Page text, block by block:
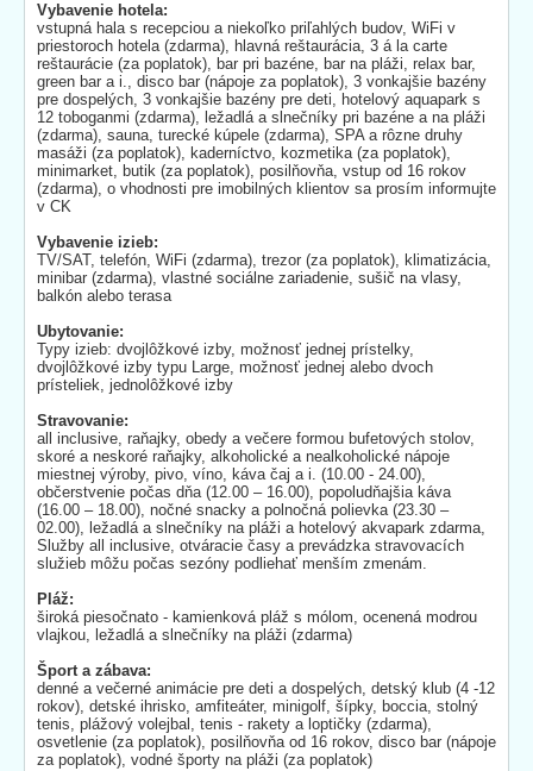
Vybavenie hotela:
vstupná hala s recepciou a niekoľko priľahlých budov, WiFi v
priestoroch hotela (zdarma), hlavná reštaurácia, 3 á la carte
reštaurácie (za poplatok), bar pri bazéne, bar na pláži, relax bar,
green bar a i., disco bar (nápoje za poplatok), 3 vonkajšie bazény
pre dospelých, 3 vonkajšie bazény pre deti, hotelový aquapark s
12 toboganmi (zdarma), ležadlá a slnečníky pri bazéne a na pláži
(zdarma), sauna, turecké kúpele (zdarma), SPA a rôzne druhy
masáži (za poplatok), kaderníctvo, kozmetika (za poplatok),
minimarket, butik (za poplatok), posilňovňa, vstup od 16 rokov
(zdarma), o vhodnosti pre imobilných klientov sa prosím informujte
v CK
Vybavenie izieb:
TV/SAT, telefón, WiFi (zdarma), trezor (za poplatok), klimatizácia,
minibar (zdarma), vlastné sociálne zariadenie, sušič na vlasy,
balkón alebo terasa
Ubytovanie:
Typy izieb: dvojlôžkové izby, možnosť jednej prístelky,
dvojlôžkové izby typu Large, možnosť jednej alebo dvoch
prísteliek, jednolôžkové izby
Stravovanie:
all inclusive, raňajky, obedy a večere formou bufetových stolov,
skoré a neskoré raňajky, alkoholické a nealkoholické nápoje
miestnej výroby, pivo, víno, káva čaj a i. (10.00 - 24.00),
občerstvenie počas dňa (12.00 – 16.00), popoludňajšia káva
(16.00 – 18.00), nočné snacky a polnočná polievka (23.30 –
02.00), ležadlá a slnečníky na pláži a hotelový akvapark zdarma,
Služby all inclusive, otváracie časy a prevádzka stravovacích
služieb môžu počas sezóny podliehať menším zmenám.
Pláž:
široká piesočnato - kamienková pláž s mólom, ocenená modrou
vlajkou, ležadlá a slnečníky na pláži (zdarma)
Šport a zábava:
denné a večerné animácie pre deti a dospelých, detský klub (4 -12
rokov), detské ihrisko, amfiteáter, minigolf, šípky, boccia, stolný
tenis, plážový volejbal, tenis - rakety a loptičky (zdarma),
osvetlenie (za poplatok), posilňovňa od 16 rokov, disco bar (nápoje
za poplatok), vodné športy na pláži (za poplatok)